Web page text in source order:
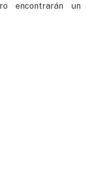
encontrarán un